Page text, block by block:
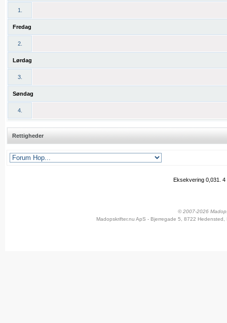
1.
Fredag
2.
Lørdag
3.
Søndag
4.
Rettigheder
Eksekvering 0,031. 4
© 2007-2026
Madopskrifter.nu ApS - Bjerregade 5, 8722